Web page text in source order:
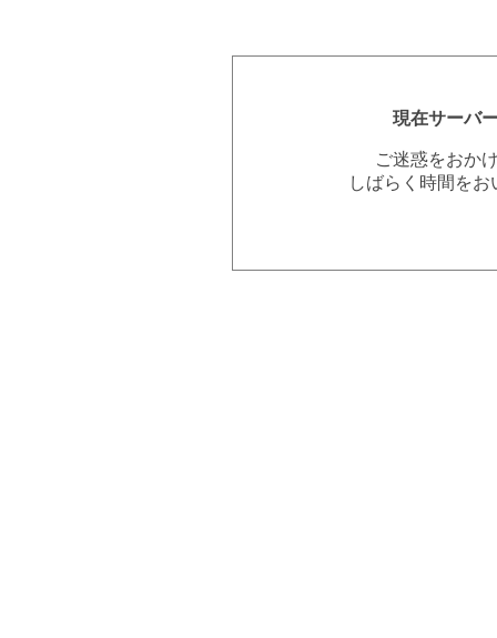
現在サーバ
ご迷惑をおか
しばらく時間を